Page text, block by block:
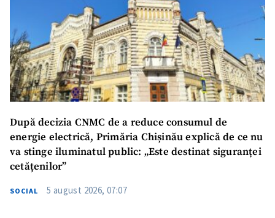
SUSȚINE
După decizia CNMC de a reduce consumul de
energie electrică, Primăria Chișinău explică de ce nu
va stinge iluminatul public: „Este destinat siguranței
cetățenilor”
SOCIAL 5 august 2026, 07:07